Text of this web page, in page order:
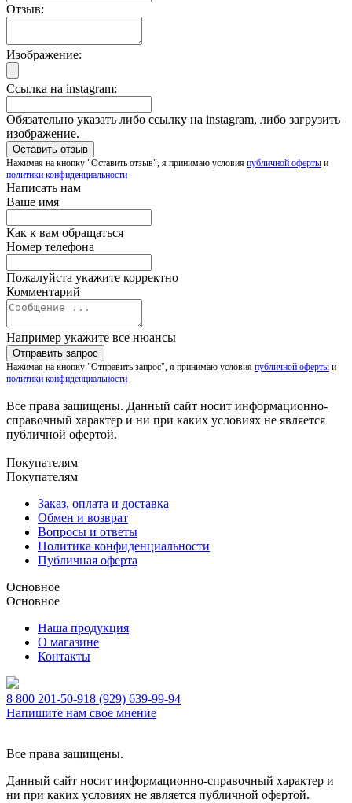
Отзыв:
Изображение:
Ссылка на instagram:
Обязательно указать либо ссылку на instagram, либо загрузить
изображение.
Нажимая на кнопку "Оставить отзыв", я принимаю условия публичной оферты и
политики конфиденциальности
Написать нам
Ваше имя
Как к вам обращаться
Номер телефона
Пожалуйста укажите корректно
Комментарий
Например укажите все нюансы
Нажимая на кнопку "Отправить запрос", я принимаю условия публичной оферты и
политики конфиденциальности
Все права защищены. Данный сайт носит информационно-
справочный характер и ни при каких условиях не является
публичной офертой.
Покупателям
Покупателям
Заказ, оплата и доставка
Обмен и возврат
Вопросы и ответы
Политика конфиденциальности
Публичная оферта
Основное
Основное
Наша продукция
О магазине
Контакты
8 800 201-50-918 (929) 639-99-94
Напишите нам свое мнение
Все права защищены.
Данный сайт носит информационно-справочный характер и
ни при каких условиях не является публичной офертой.